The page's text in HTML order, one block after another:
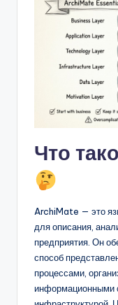
si
Что
ArchiMate — это
для описания,
предприятия. Он
способ
процессами,
информационными